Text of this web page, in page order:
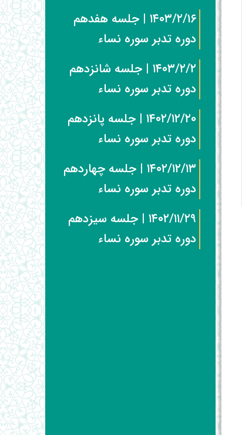
۱۴۰۳/۲/۱۶ | جلسه هفدهم
دوره تدبر سوره نساء
۱۴۰۳/۲/۲ | جلسه شانزدهم
دوره تدبر سوره نساء
۱۴۰۲/۱۲/۲۰ | جلسه پانزدهم
دوره تدبر سوره نساء
۱۴۰۲/۱۲/۱۳ | جلسه چهاردهم
دوره تدبر سوره نساء
۱۴۰۲/۱۱/۲۹ | جلسه سیزدهم
دوره تدبر سوره نساء